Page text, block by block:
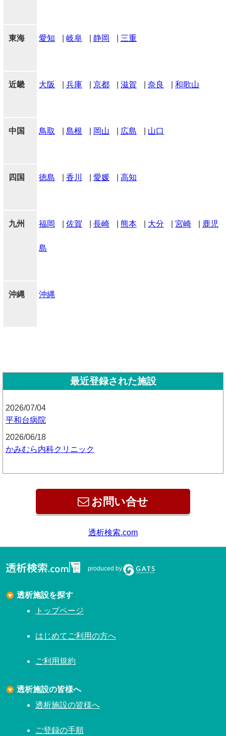
東海 愛知 岐阜 静岡 三重
近畿 大阪 兵庫 京都 滋賀 奈良 和歌山
中国 鳥取 島根 岡山 広島 山口
四国 徳島 香川 愛媛 高知
九州 福岡 佐賀 長崎 熊本 大分 宮崎 鹿児
島
沖縄 沖縄
最近登録された施設
2026/07/04
平和台病院
2026/06/18
かみむら内科クリニック
お問い合せ
透析検索.com
produced by
透析施設を探す
トップページ
はじめてご利用の方へ
ご利用規約
透析施設の皆様へ
透析施設の皆様へ
ご登録の手順